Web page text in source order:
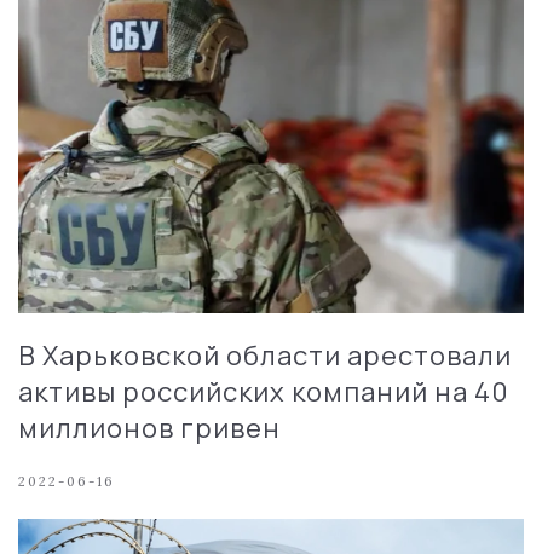
В Харьковской области арестовали
активы российских компаний на 40
миллионов гривен
2022-06-16